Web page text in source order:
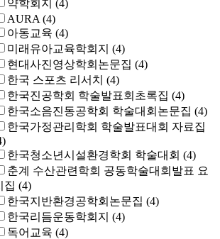
약학회지 (4)
AURA (4)
아동교육 (4)
미래유아교육학회지 (4)
현대사진영상학회논문집 (4)
한국 스포츠 리서치 (4)
한국진공학회 학술발표회초록집 (4)
한국소음진동공학회 학술대회논문집 (4)
한국가정관리학회 학술발표대회 자료집
한국청소년시설환경학회 학술대회 (4)
춘계 수산관련학회 공동학술대회발표 요
집 (4)
한국지반환경공학회논문집 (4)
한국리듬운동학회지 (4)
독어교육 (4)